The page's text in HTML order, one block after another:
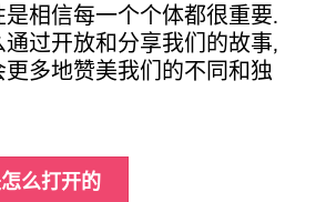
相信每一个个体都很重要.
过开放和分享我们的故事,
多地赞美我们的不同和独
么打开的